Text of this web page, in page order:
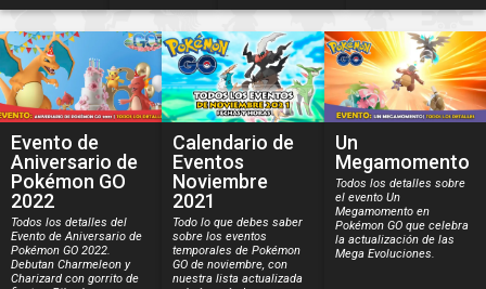
Evento de
Aniversario de
Pokémon GO
2022
Todos los detalles del
Evento de Aniversario de
Pokémon GO 2022.
Debutan Charmeleon y
Charizard con gorrito de
Calendario de
Eventos
Noviembre
2021
Todo lo que debes saber
sobre los eventos
temporales de Pokémon
GO de noviembre, con
nuestra lista actualizada
Un
Megamomento
Todos los detalles sobre
el evento Un
Megamomento en
Pokémon GO que celebra
la actualización de las
Mega Evoluciones.